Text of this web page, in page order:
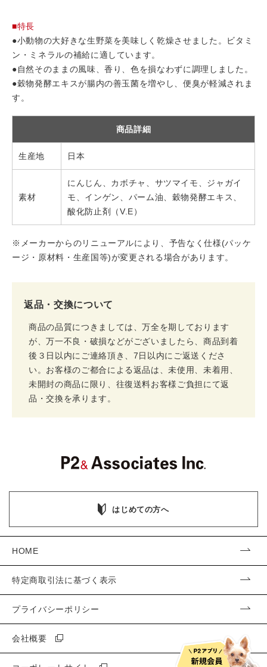
■特長
●小動物の大好きな生野菜を美味しく乾燥させました。ビタミ
ン・ミネラルの補給に適しています。
●自然そのままの風味、香り、色を損なわずに調理しました。
●穀物発酵エキスが腸内の善玉菌を増やし、便臭が軽減されま
す。
商品詳細
生産地 日本
素材
にんじん、カボチャ、サツマイモ、ジャガイ
モ、インゲン、パーム油、穀物発酵エキス、
酸化防止剤（V.E）
※メーカーからのリニューアルにより、予告なく仕様(パッケ
ージ・原材料・生産国等)が変更される場合があります。
返品・交換について
商品の品質につきましては、万全を期しております
が、万一不良・破損などがございましたら、商品到着
後３日以内にご連絡頂き、7日以内にご返送くださ
い。お客様のご都合による返品は、未使用、未着用、
未開封の商品に限り、往復送料お客様ご負担にて返
品・交換を承ります。
はじめての方へ
HOME
特定商取引法に基づく表示
プライバシーポリシー
会社概要